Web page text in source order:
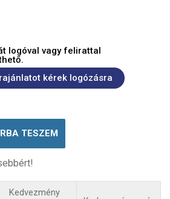
logóval vagy felirattal
kérek logózásra
TESZEM
Kedvezmény